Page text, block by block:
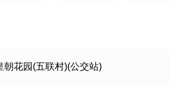
朝花园(五联村)(公交站)